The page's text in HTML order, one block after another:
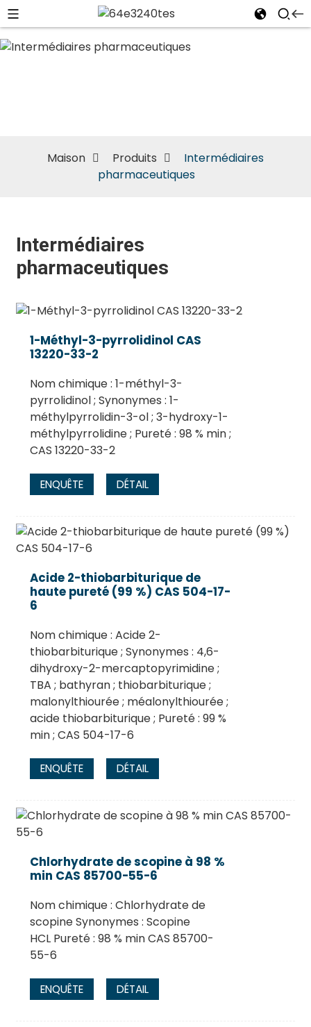
Maison Produits
Intermédiaires
pharmaceutiques
Intermédiaires
pharmaceutiques
1-Méthyl-3-pyrrolidinol CAS
13220-33-2
Nom chimique : 1-méthyl-3-
pyrrolidinol ; Synonymes : 1-
méthylpyrrolidin-3-ol ; 3-hydroxy-1-
méthylpyrrolidine ; Pureté : 98 % min ;
CAS 13220-33-2
ENQUÊTE DÉTAIL
Acide 2-thiobarbiturique de
haute pureté (99 %) CAS 504-17-
6
Nom chimique : Acide 2-
thiobarbiturique ; Synonymes : 4,6-
dihydroxy-2-mercaptopyrimidine ;
TBA ; bathyran ; thiobarbiturique ;
malonylthiourée ; méalonylthiourée ;
acide thiobarbiturique ; Pureté : 99 %
min ; CAS 504-17-6
ENQUÊTE DÉTAIL
Chlorhydrate de scopine à 98 %
min CAS 85700-55-6
Nom chimique : Chlorhydrate de
scopine Synonymes : Scopine
HCL Pureté : 98 % min CAS 85700-
55-6
ENQUÊTE DÉTAIL